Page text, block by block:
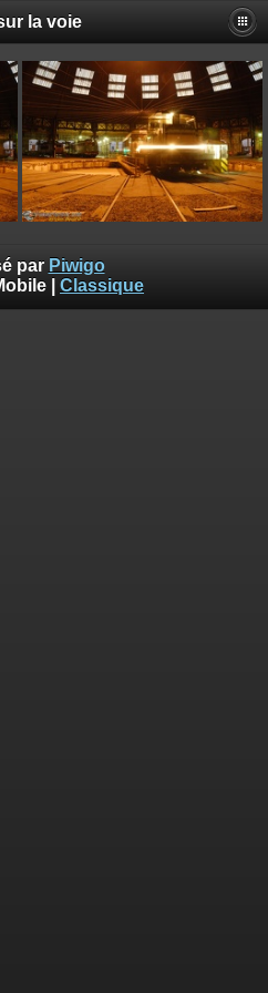
la voie
par Piwigo
Classique